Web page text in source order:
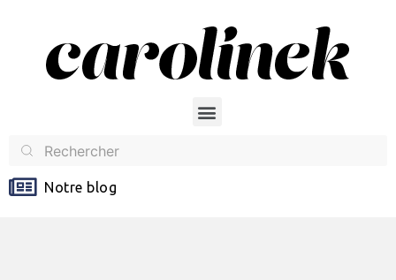
Notre blog